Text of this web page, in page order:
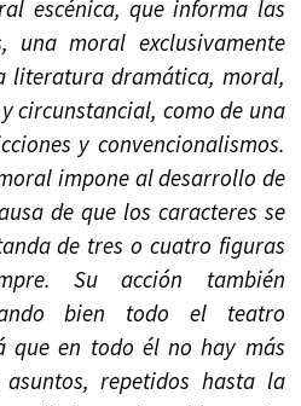
escénica, que informa las
una moral exclusivamente
literatura dramática, moral,
circunstancial, como de una
y convencionalismos.
impone al desarrollo de
de que los caracteres se
de tres o cuatro figuras
Su acción también
bien todo el teatro
que en todo él no hay más
repetidos hasta la